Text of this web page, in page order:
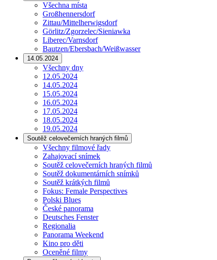
Všechna místa
Großhennersdorf
Zittau/Mittelherwigsdorf
Görlitz/Zgorzelec/Sieniawka
Liberec/Varnsdorf
Bautzen/Ebersbach/Weißwasser
14.05.2024
Všechny dny
12.05.2024
14.05.2024
15.05.2024
16.05.2024
17.05.2024
18.05.2024
19.05.2024
Soutěž celovečerních hraných filmů
Všechny filmové řady
Zahajovací snímek
Soutěž celovečerních hraných filmů
Soutěž dokumentárních snímků
Soutěž krátkých filmů
Fokus: Female Perspectives
Polski Blues
České panorama
Deutsches Fenster
Regionalia
Panorama Weekend
Kino pro děti
Oceněné filmy